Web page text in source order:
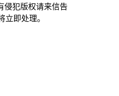
侵犯版权请来信告
立即处理。